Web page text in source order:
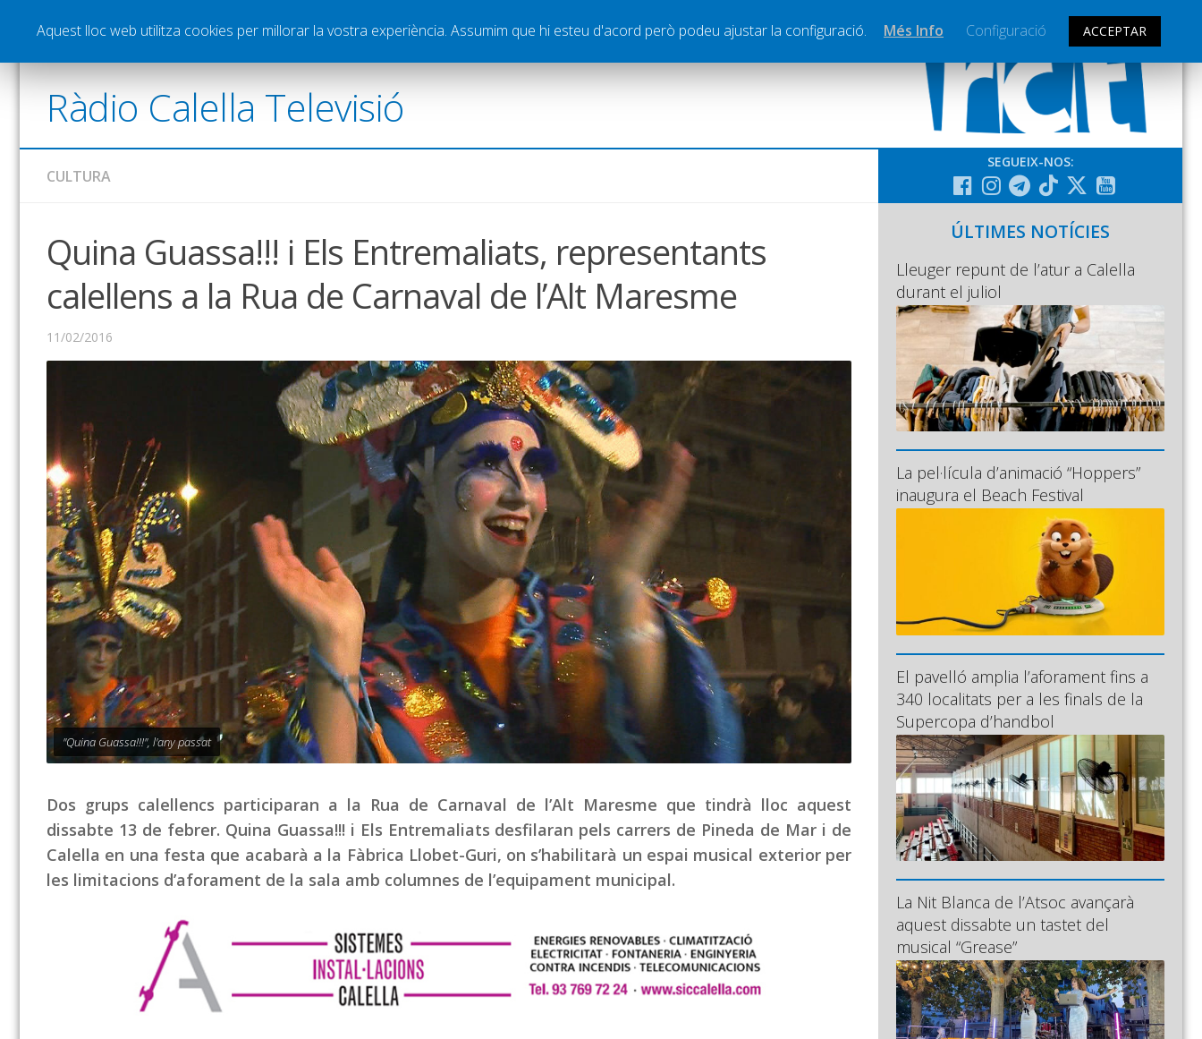
Notícies Esports Pòdcasts Vídeos Graella Publicitat Contacte
Ràdio Calella Televisió
CULTURA
Quina Guassa!!! i Els Entremaliats, representants
calellens a la Rua de Carnaval de l’Alt Maresme
11/02/2016
"Quina Guassa!!!", l'any passat
Dos grups calellencs participaran a la Rua de Carnaval de l’Alt Maresme que tindrà lloc aquest
dissabte 13 de febrer. Quina Guassa!!! i Els Entremaliats desfilaran pels carrers de Pineda de Mar i de
Calella en una festa que acabarà a la Fàbrica Llobet-Guri, on s’habilitarà un espai musical exterior per
les limitacions d’aforament de la sala amb columnes de l’equipament municipal.
SEGUEIX-NOS:
ÚLTIMES NOTÍCIES
Lleuger repunt de l’atur a Calella
durant el juliol
La pel·lícula d’animació “Hoppers”
inaugura el Beach Festival
El pavelló amplia l’aforament fins a
340 localitats per a les finals de la
Supercopa d’handbol
La Nit Blanca de l’Atsoc avançarà
aquest dissabte un tastet del
musical “Grease”
Aquest lloc web utilitza cookies per millorar la vostra experiència. Assumim que hi esteu d'acord però podeu ajustar la configuració. Més Info Configuració ACCEPTAR